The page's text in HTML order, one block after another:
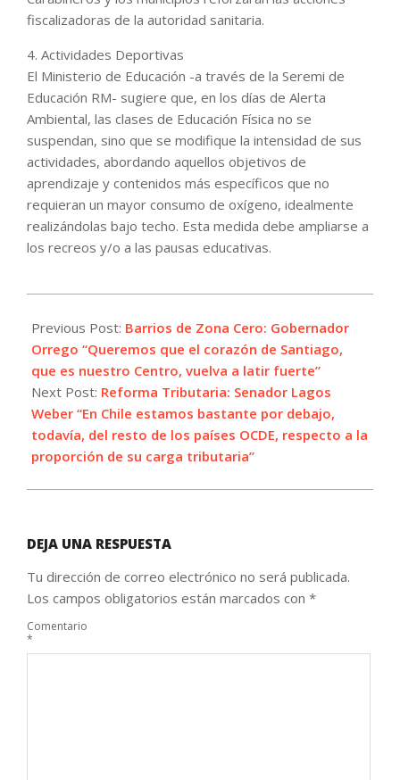
fiscalizadoras de la autoridad sanitaria.
4. Actividades Deportivas
El Ministerio de Educación -a través de la Seremi de
Educación RM- sugiere que, en los días de Alerta
Ambiental, las clases de Educación Física no se
suspendan, sino que se modifique la intensidad de sus
actividades, abordando aquellos objetivos de
aprendizaje y contenidos más específicos que no
requieran un mayor consumo de oxígeno, idealmente
realizándolas bajo techo. Esta medida debe ampliarse a
los recreos y/o a las pausas educativas.
06-
26
Previous Post: Barrios de Zona Cero: Gobernador
Orrego “Queremos que el corazón de Santiago,
que es nuestro Centro, vuelva a latir fuerte”
Next Post: Reforma Tributaria: Senador Lagos
Weber “En Chile estamos bastante por debajo,
todavía, del resto de los países OCDE, respecto a la
proporción de su carga tributaria”
DEJA UNA RESPUESTA
Tu dirección de correo electrónico no será publicada.
Los campos obligatorios están marcados con *
Comentario
*